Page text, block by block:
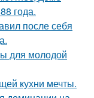
года.
после себя
для молодой
кухни мечты.